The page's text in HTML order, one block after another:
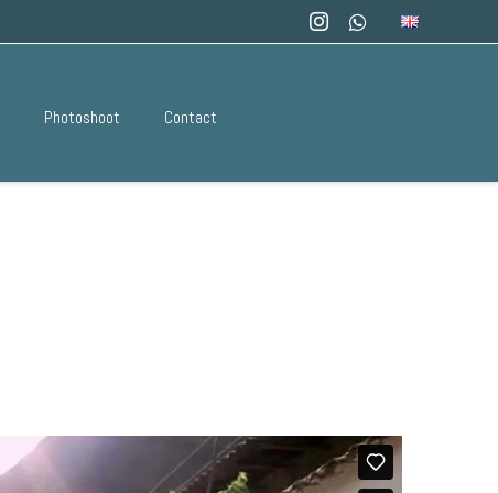
Photoshoot Contact